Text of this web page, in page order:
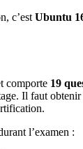
c’est Ubuntu
comporte 19
Il faut
l’examen :